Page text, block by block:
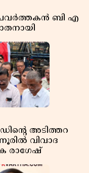
പ്രവർത്തകൻ ബി എ
അടിത്തറ
വിവാദ
രാഗേഷ്